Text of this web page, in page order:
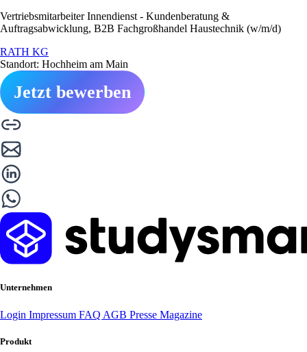
Vertriebsmitarbeiter Innendienst - Kundenberatung &
Auftragsabwicklung, B2B Fachgroßhandel Haustechnik (w/m/d)
RATH KG
Standort: Hochheim am Main
Jetzt bewerben
Unternehmen
Login Impressum FAQ AGB Presse Magazine
Produkt